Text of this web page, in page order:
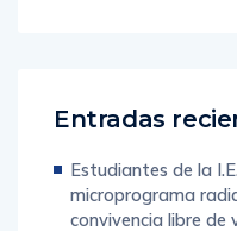
Entradas
Estudiantes de la
microprograma
convivencia libre de